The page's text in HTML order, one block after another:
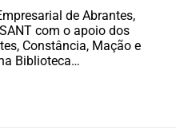
de Abrantes,
com o apoio dos
Constância, Mação e
Biblioteca…